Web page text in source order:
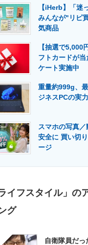
ニティ マーケ×ITの
を支援
ディア 建設×テクノ
【iHerb】「迷
みんなが"リピ
気商品
【抽選で5,000
フトカードが
ケート実施中
重量約999g、
ジネスPCの実
スマホの写真
安全に 買い切
ージ
ライフスタイル」の
グ
自衛隊員だ